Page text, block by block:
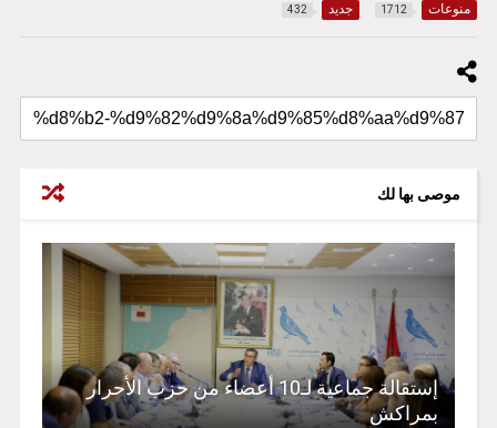
منوعات 1712 جديد 432
موصى بها لك
إستقالة جماعية لـ10 أعضاء من حزب الأحرار
بمراكش